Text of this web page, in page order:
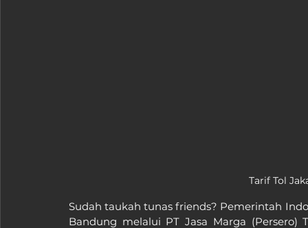
Tarif Tol
Sudah taukah tunas friends? Pemerintah
Bandung melalui PT Jasa Marga